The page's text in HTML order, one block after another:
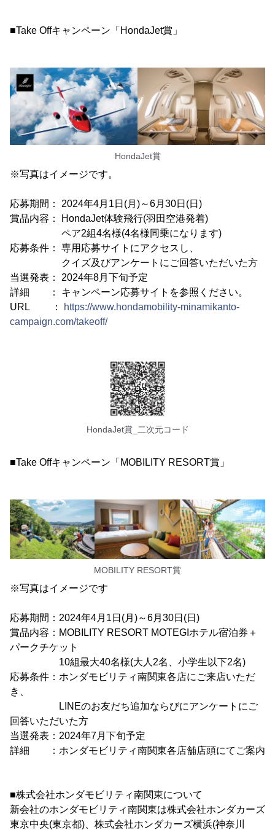
■Take Offキャンペーン「HondaJet賞」
HondaJet賞
※写真はイメージです。
応募期間： 2024年4月1日(月)～6月30日(日)
賞品内容： HondaJet体験飛行(羽田空港発着)
ペア2組4名様(4名様同乗になります)
応募条件： 専用応募サイトにアクセスし、
クイズ及びアンケートにご回答いただいた方
当選発表： 2024年8月下旬予定
詳細 ： キャンペーン応募サイトを参照ください。
URL ：
https://www.hondamobility-minamikanto-
campaign.com/takeoff/
HondaJet賞_二次元コード
■Take Offキャンペーン「MOBILITY RESORT賞」
MOBILITY RESORT賞
※写真はイメージです
応募期間：2024年4月1日(月)～6月30日(日)
賞品内容：MOBILITY RESORT MOTEGIホテル宿泊券＋
パークチケット
10組最大40名様(大人2名、小学生以下2名)
応募条件：ホンダモビリティ南関東各店にご来店いただ
き、
LINEのお友だち追加ならびにアンケートにご
回答いただいた方
当選発表：2024年7月下旬予定
詳細 ：ホンダモビリティ南関東各店舗店頭にてご案内
■株式会社ホンダモビリティ南関東について
新会社のホンダモビリティ南関東は株式会社ホンダカーズ
東京中央(東京都)、株式会社ホンダカーズ横浜(神奈川